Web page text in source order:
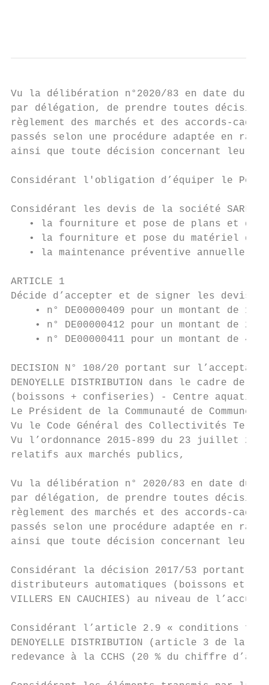
Vu la délibération n°2020/83 en date du
par délégation, de prendre toutes
règlement des marchés et des accords-
passés selon une procédure adaptée en
ainsi que toute décision concernant leurs
Considérant l'obligation d’équiper le Pôle
Considérant les devis de la société SARL
• la fourniture et pose de plans et
• la fourniture et pose du matériel de
• la maintenance préventive annuelle en
ARTICLE 1
Décide d’accepter et de signer les devis
• n° DE00000409 pour un montant de 1
• n° DE00000412 pour un montant de 2
• n° DE00000411 pour un montant de
DECISION N° 108/20 portant sur
DENOYELLE DISTRIBUTION dans le cadre
(boissons + confiseries) - Centre aquatique
Le Président de la Communauté de Communes
Vu le Code Général des Collectivités
Vu l’ordonnance 2015-899 du 23 juillet
relatifs aux marchés publics,
Vu la délibération n° 2020/83 en date du
par délégation, de prendre toutes
règlement des marchés et des accords-
passés selon une procédure adaptée en
ainsi que toute décision concernant leurs
Considérant la décision 2017/53 portant
distributeurs automatiques (boissons et
VILLERS EN CAUCHIES) au niveau de
Considérant l’article 2.9 « conditions
DENOYELLE DISTRIBUTION (article 3 de la
redevance à la CCHS (20 % du chiffre